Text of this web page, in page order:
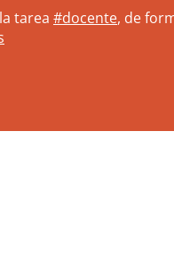
tarea #docente, de